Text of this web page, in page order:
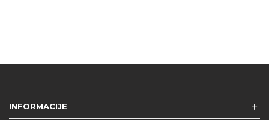
INFORMACIJE